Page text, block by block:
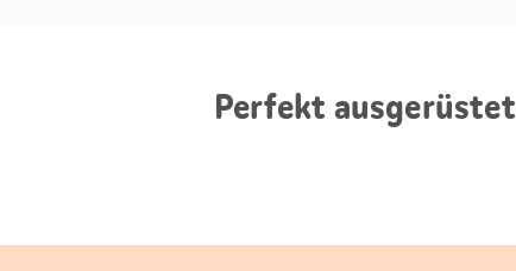
Perfekt ausgerüstet